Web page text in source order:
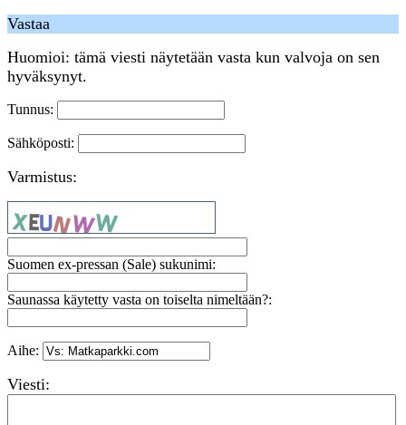
Vastaa
Huomioi: tämä viesti näytetään vasta kun valvoja on sen
hyväksynyt.
Tunnus:
Sähköposti:
Varmistus:
Suomen ex-pressan (Sale) sukunimi:
Saunassa käytetty vasta on toiselta nimeltään?:
Aihe:
Viesti: